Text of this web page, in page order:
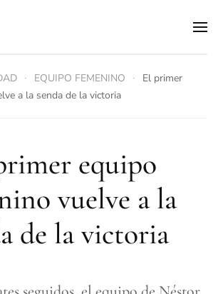
EQUIPO FEMENINO
El primer
a la senda de la victoria
equipo
vuelve a la
de la victoria